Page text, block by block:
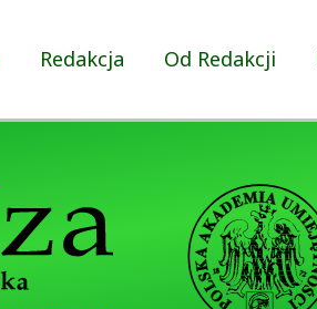
Redakcja Od Redakcji